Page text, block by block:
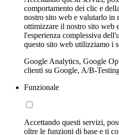
comportamento dei clic e
nostro sito web e valutarlo in
ottimizzare il nostro sito web
l'esperienza complessiva
questo sito web utilizziamo i
Google Analytics, Google
clienti su Google, A/B-
Funzionale
Accettando questi servizi,
oltre le funzioni di base e ti